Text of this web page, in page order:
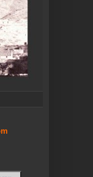
...